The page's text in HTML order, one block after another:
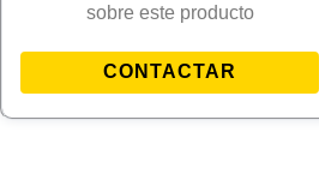
sobre este producto
CONTACTAR